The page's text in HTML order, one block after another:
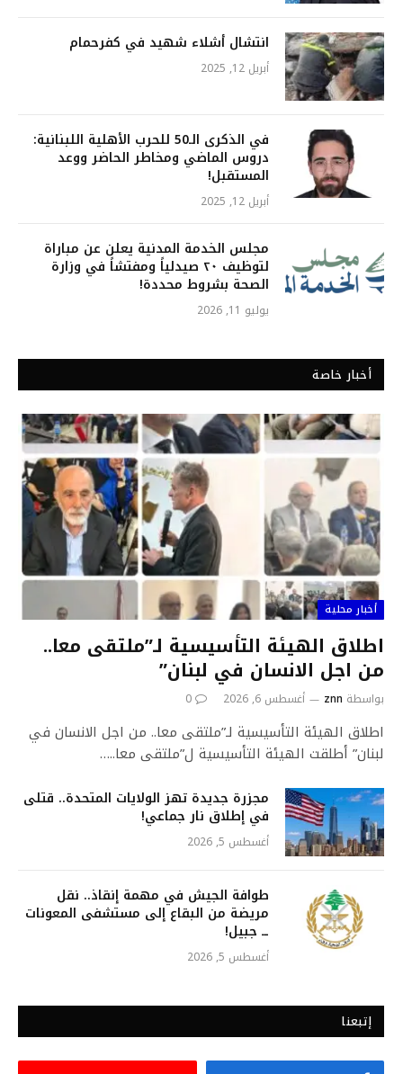
انتشال أشلاء شهيد في كفرحمام
أبريل 12, 2025
في الذكرى الـ50 للحرب الأهلية اللبنانية:
دروس الماضي ومخاطر الحاضر ووعد
المستقبل!
أبريل 12, 2025
مجلس الخدمة المدنية يعلن عن مباراة
لتوظيف ٢٠ صيدلياً ومفتشاً في وزارة
الصحة بشروط محددة!
يوليو 11, 2026
أخبار خاصة
أخبار محلية
اطلاق الهيئة التأسيسية لـ”ملتقى معا..
من اجل الانسان في لبنان”
بواسطة znn أغسطس 6, 2026 0
اطلاق الهيئة التأسيسية لـ”ملتقى معا.. من اجل الانسان في
لبنان” أطلقت الهيئة التأسيسية ل”ملتقى معا..…
مجزرة جديدة تهز الولايات المتحدة.. قتلى
في إطلاق نار جماعي!
أغسطس 5, 2026
طوافة الجيش في مهمة إنقاذ.. نقل
مريضة من البقاع إلى مستشفى المعونات
ــ جبيل!
أغسطس 5, 2026
إتبعنا